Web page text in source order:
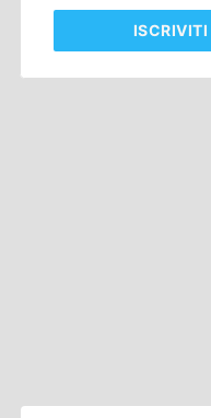
ISCRIVITI